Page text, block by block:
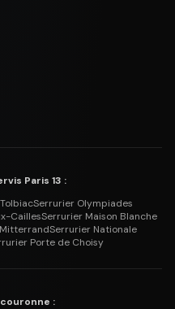
Paris 13 :
TolbiacSerrurier Olympiades
CaillesSerrurier Maison Blanche
Serrurier Nationale
Porte de Choisy
: